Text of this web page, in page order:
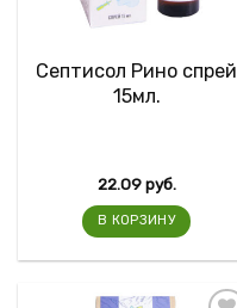
Септисол Рино спрей
15мл.
22.09руб.
В КОРЗИНУ